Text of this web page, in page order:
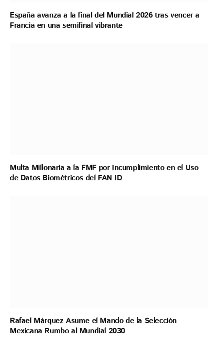
España avanza a la final del Mundial 2026 tras vencer a
Francia en una semifinal vibrante
Multa Millonaria a la FMF por Incumplimiento en el Uso
de Datos Biométricos del FAN ID
Rafael Márquez Asume el Mando de la Selección
Mexicana Rumbo al Mundial 2030